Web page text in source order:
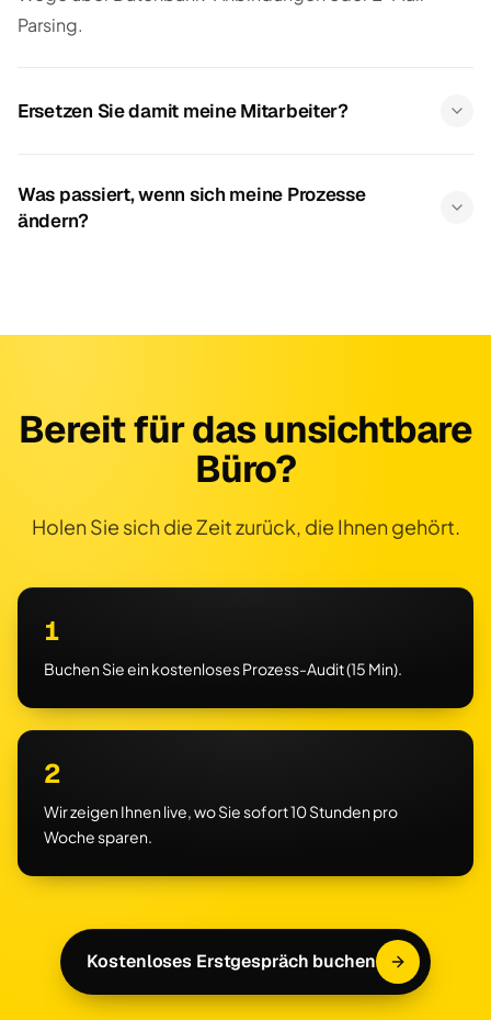
Parsing.
Ersetzen Sie damit meine Mitarbeiter?
Was passiert, wenn sich meine Prozesse
ändern?
Bereit für das unsichtbare
Büro?
Holen Sie sich die Zeit zurück, die Ihnen gehört.
1
Buchen Sie ein kostenloses Prozess-Audit (15 Min).
2
Wir zeigen Ihnen live, wo Sie sofort 10 Stunden pro
Woche sparen.
Kostenloses Erstgespräch buchen